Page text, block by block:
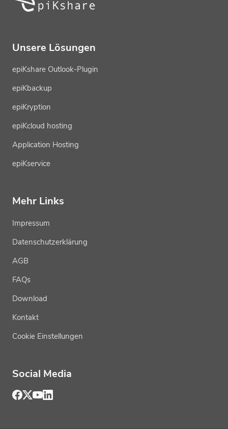
Unsere Lösungen
epiKshare Outlook-Plugin
epiKbackup
epiKryption
epiKcloud hosting
Application Hosting
epiKservice
Mehr Links
Impressum
Datenschutzerklärung
AGB
FAQs
Download
Kontakt
Cookie Einstellungen
Social Media